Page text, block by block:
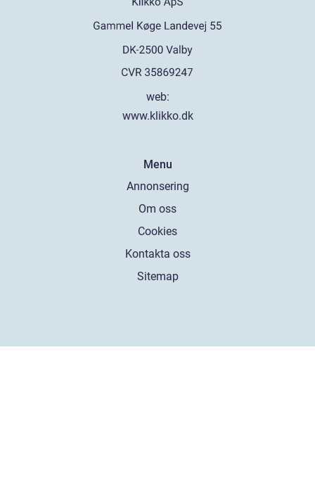
web:
www.klikko.dk
Menu
Annonsering
Om oss
Cookies
Kontakta oss
Sitemap